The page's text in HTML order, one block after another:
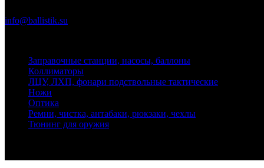
info@ballistik.su
Заправочные станции, насосы, баллоны
Коллиматоры
ЛЦУ, ЛХП, фонари подствольные тактические
Ножи
Оптика
Ремни, чистка, антабаки, рюкзаки, чехлы
Тюнинг для оружия